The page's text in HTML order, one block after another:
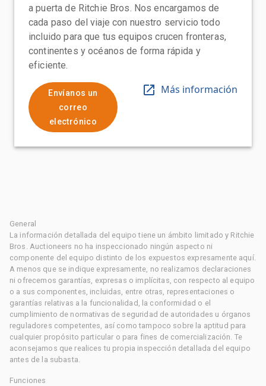
a puerta de Ritchie Bros. Nos encargamos de
cada paso del viaje con nuestro servicio todo
incluido para que tus equipos crucen fronteras,
continentes y océanos de forma rápida y
eficiente.
Envíanos un
correo
electrónico
Más información
General
La información detallada del equipo tiene un ámbito limitado y Ritchie
Bros. Auctioneers no ha inspeccionado ningún aspecto ni
componente del equipo distinto de los expuestos expresamente aquí.
A menos que se indique expresamente, no realizamos declaraciones
ni ofrecemos garantías, expresas o implícitas, con respecto al equipo
o a sus componentes, incluidas, entre otras, representaciones o
garantías relativas a la funcionalidad, la conformidad o el
cumplimiento de normativas de seguridad de autoridades u órganos
reguladores competentes, así como tampoco sobre la aptitud para
cualquier propósito particular o para fines de comercialización. Te
aconsejamos que realices tu propia inspección detallada del equipo
antes de la subasta.
Funciones